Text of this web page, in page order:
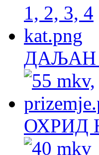
ДАЉАН
ОХРИД